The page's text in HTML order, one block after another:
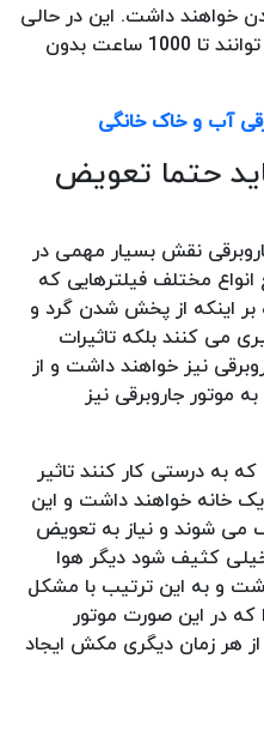
خواهند داشت. این در حالی
است که خود فیلترهای هپا می توانند تا 1000 ساعت بدون
آب و خاک خانگی
حتما تعویض
نقش بسیار مهمی در
انواع مختلف فیلترهایی که
بر اینکه از پخش شدن گرد و
می کنند بلکه تاثیرات
نیز خواهند داشت و از
موتور جاروبرقی نیز
به درستی کار کنند تاثیر
یک خانه خواهند داشت و این
می شوند و نیاز به تعویض
کثیف شود دیگر هوا
و به این ترتیب با مشکل
که در این صورت موتور
هر زمان دیگری مکش ایجاد